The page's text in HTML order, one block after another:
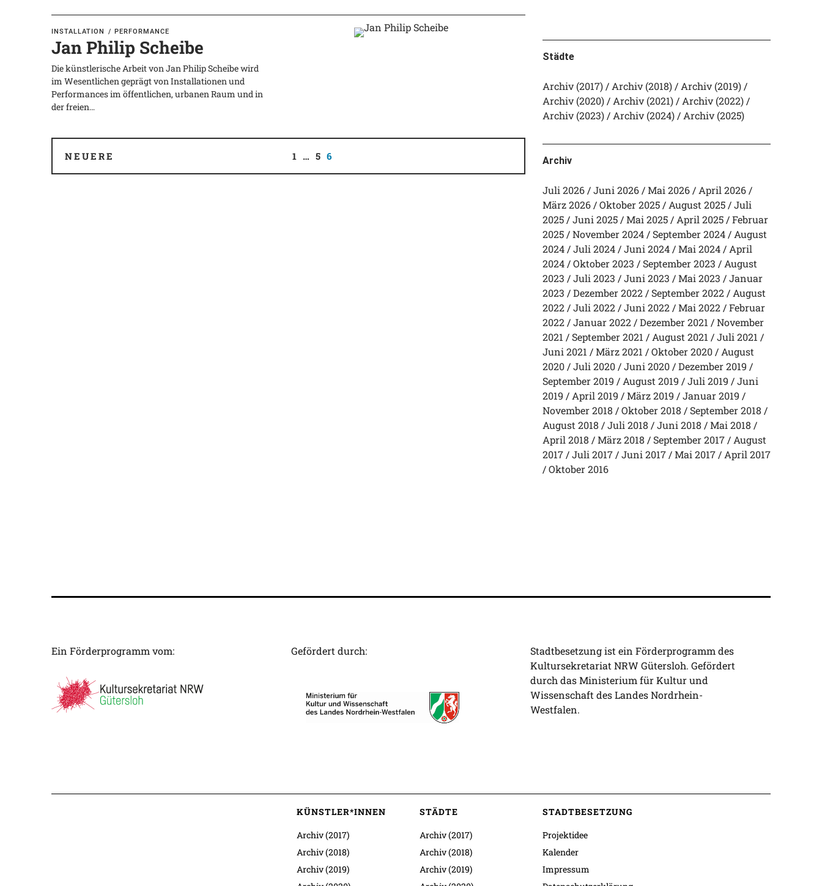
INSTALLATION PERFORMANCE
Jan Philip Scheibe
Die künstlerische Arbeit von Jan Philip Scheibe wird
im Wesentlichen geprägt von Installationen und
Performances im öffentlichen, urbanen Raum und in
der freien…
NEUERE 1 … 5 6
Städte
Archiv (2017) Archiv (2018)
Archiv (2019)
Archiv (2020)
Archiv (2021)
Archiv (2022)
Archiv (2023)
Archiv (2024) Archiv (2025)
Archiv
Juli 2026 Juni 2026 Mai 2026
April 2026
März 2026
Oktober 2025 August 2025
Juli
2025
Juni 2025 Mai 2025 April 2025
Februar
2025
November 2024 September 2024
August
2024
Juli 2024 Juni 2024 Mai 2024
April
2024
Oktober 2023 September 2023
August
2023
Juli 2023 Juni 2023 Mai 2023
Januar
2023
Dezember 2022 September 2022
August
2022
Juli 2022 Juni 2022 Mai 2022
Februar
2022
Januar 2022 Dezember 2021
November
2021
September 2021 August 2021
Juli 2021
Juni 2021
März 2021 Oktober 2020
August
2020
Juli 2020 Juni 2020
Dezember 2019
September 2019
August 2019 Juli 2019
Juni
2019
April 2019 März 2019
Januar 2019
November 2018
Oktober 2018
September 2018
August 2018
Juli 2018 Juni 2018
Mai 2018
April 2018
März 2018 September 2017
August
2017
Juli 2017 Juni 2017 Mai 2017
April 2017
Oktober 2016
Ein Förderprogramm vom: Gefördert durch:
Stadtbesetzung ist ein Förderprogramm des
Kultursekretariat NRW Gütersloh. Gefördert
durch das Ministerium für Kultur und
Wissenschaft des Landes Nordrhein-
Westfalen.
KÜNSTLER*INNEN
Archiv (2017)
Archiv (2018)
Archiv (2019)
STÄDTE
Archiv (2017)
Archiv (2018)
Archiv (2019)
STADTBESETZUNG
Projektidee
Kalender
Impressum